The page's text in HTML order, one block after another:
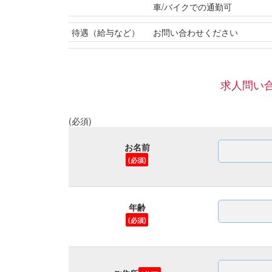
車/バイクでの通勤可
待遇（給与など） お問い合わせください
求人問い
(必須)
お名前
(必須)
年齢
(必須)